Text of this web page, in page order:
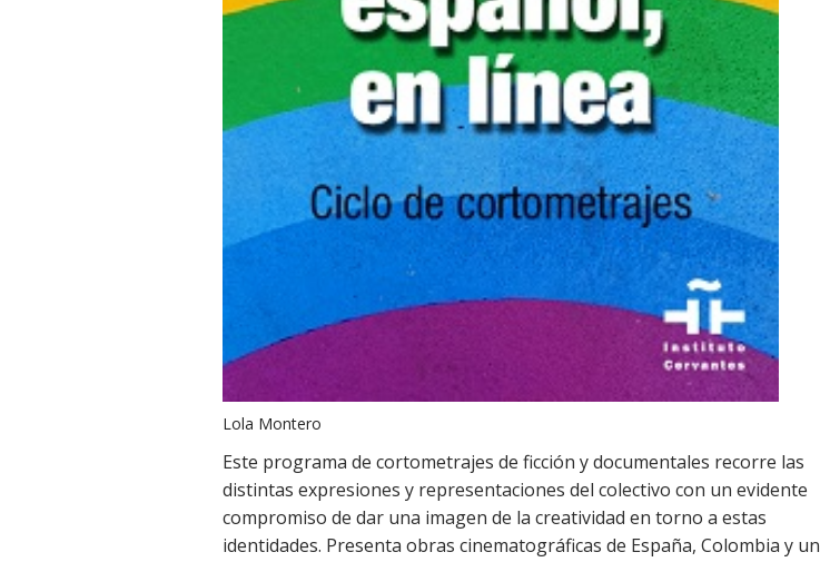
Lola Montero
Este programa de cortometrajes de ficción y documentales recorre las
distintas expresiones y representaciones del colectivo con un evidente
compromiso de dar una imagen de la creatividad en torno a estas
identidades. Presenta obras cinematográficas de España, Colombia y un